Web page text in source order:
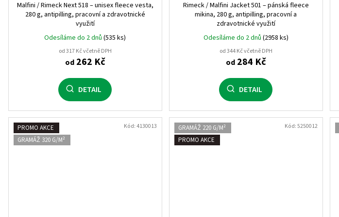
4 roky 1
1
5 let 1
7 let 1
Malfini / Rimeck Next 518 – unisex fleece vesta,
280 g, antipilling, pracovní a zdravotnické
využití
Odesíláme do 2 dnů(535 ks)
od 317 Kč včetně DPH
od262 Kč
DETAIL
Rimeck / Malfini Jacket 501 – pánská fleece
mikina, 280 g, antipilling, pracovní a
zdravotnické využití
Odesíláme do 2 dnů (2958 ks)
od 344 Kč včetně DPH
od284 Kč
DETAIL
PROMO AKCE
GRAMÁŽ 320 G/M²
Kód:4130013
GRAMÁŽ 220 G/M²
PROMO AKCE
Kód:5250012